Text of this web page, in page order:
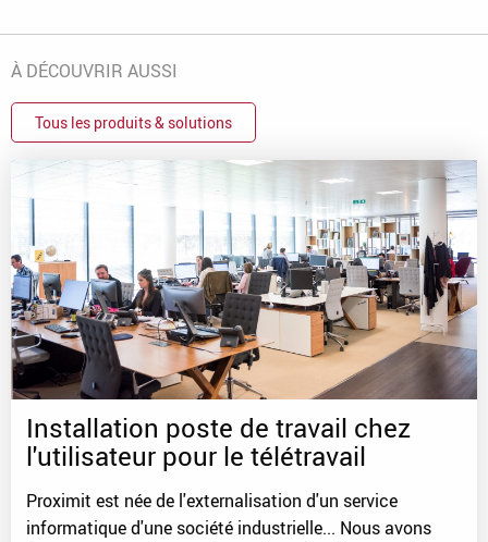
À DÉCOUVRIR AUSSI
Tous les produits & solutions
Installation poste de travail chez
l'utilisateur pour le télétravail
Proximit est née de l'externalisation d'un service
informatique d'une société industrielle... Nous avons